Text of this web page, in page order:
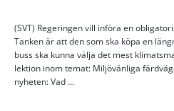
(SVT) Regeringen vill införa en
Tanken är att den som ska köpa en
buss ska kunna välja det mest
lektion inom temat: Miljövänliga
nyheten: Vad ...